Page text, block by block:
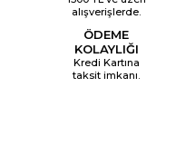
alışverişlerde.
ÖDEME
KOLAYLIĞI
Kredi Kartına
taksit imkanı.